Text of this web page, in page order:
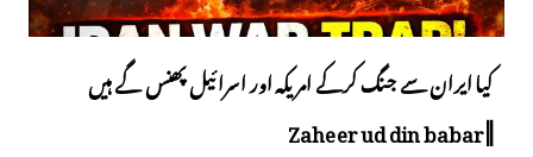
کیا ایران سے جنگ کرکے امریکہ اور اسرائیل پھنس گے ہیں
||Zaheer ud din babar